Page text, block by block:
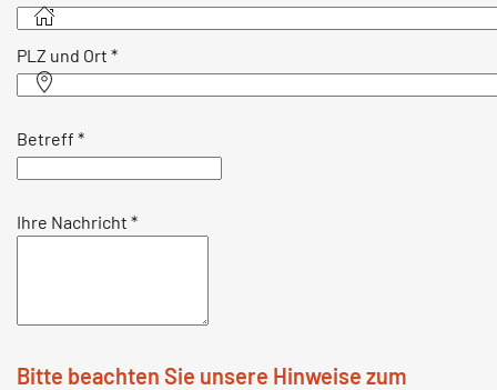
PLZ und Ort *
Betreff *
Ihre Nachricht *
Bitte beachten Sie unsere Hinweise zum